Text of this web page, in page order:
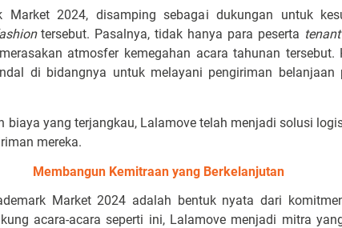
Market 2024, disamping sebagai dukungan untuk
tersebut. Pasalnya, tidak hanya para peserta tenant
atmosfer kemegahan acara tahunan tersebut.
di bidangnya untuk melayani pengiriman belanjaan
biaya yang terjangkau, Lalamove telah menjadi solusi
mereka.
Membangun Kemitraan yang Berkelanjutan
Market 2024 adalah bentuk nyata dari
acara-acara seperti ini, Lalamove menjadi mitra